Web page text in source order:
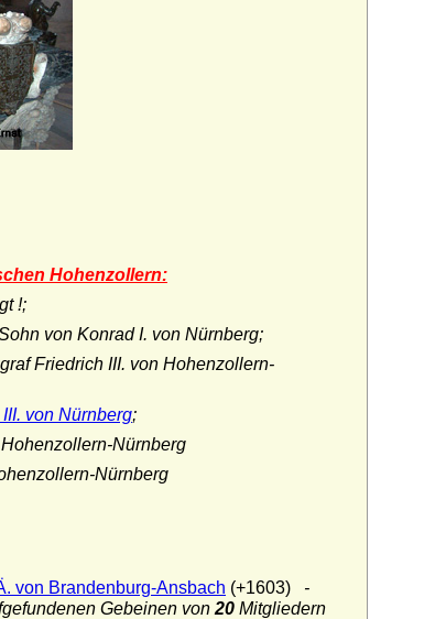
Hohenzollern:
!;
von Konrad I. von Nürnberg;
Friedrich III. von Hohenzollern-
von Nürnberg;
Nürnberg
Nürnberg
von Brandenburg-Ansbach (+1603) -
Gebeinen von 20 Mitgliedern